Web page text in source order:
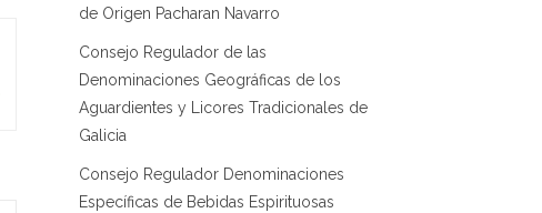
de Origen Pacharan Navarro
Consejo Regulador de las
Denominaciones Geográficas de los
Aguardientes y Licores Tradicionales de
Galicia
Consejo Regulador Denominaciones
Específicas de Bebidas Espirituosas